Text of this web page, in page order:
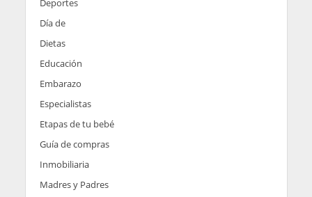
Deportes
Día de
Dietas
Educación
Embarazo
Especialistas
Etapas de tu bebé
Guía de compras
Inmobiliaria
Madres y Padres